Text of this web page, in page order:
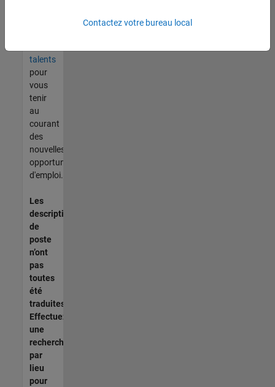
talents
pour
vous
tenir
au
courant
des
nouvelles
opportunités
d'emploi.
Les
descriptions
de
poste
n’ont
pas
toutes
été
traduites.
Effectuez
une
recherche
par
lieu
pour
Contactez votre bureau local